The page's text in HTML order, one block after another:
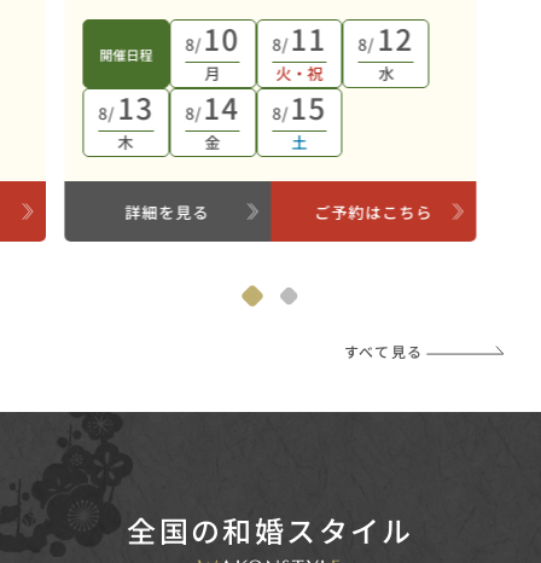
開催日程 8/10
月
8/11
火・祝
8/ 12
水
8/ 13
木
8/14
金
8/15
土
詳細を見る ご予約はこちら
すべて見る
全国の和婚スタイル